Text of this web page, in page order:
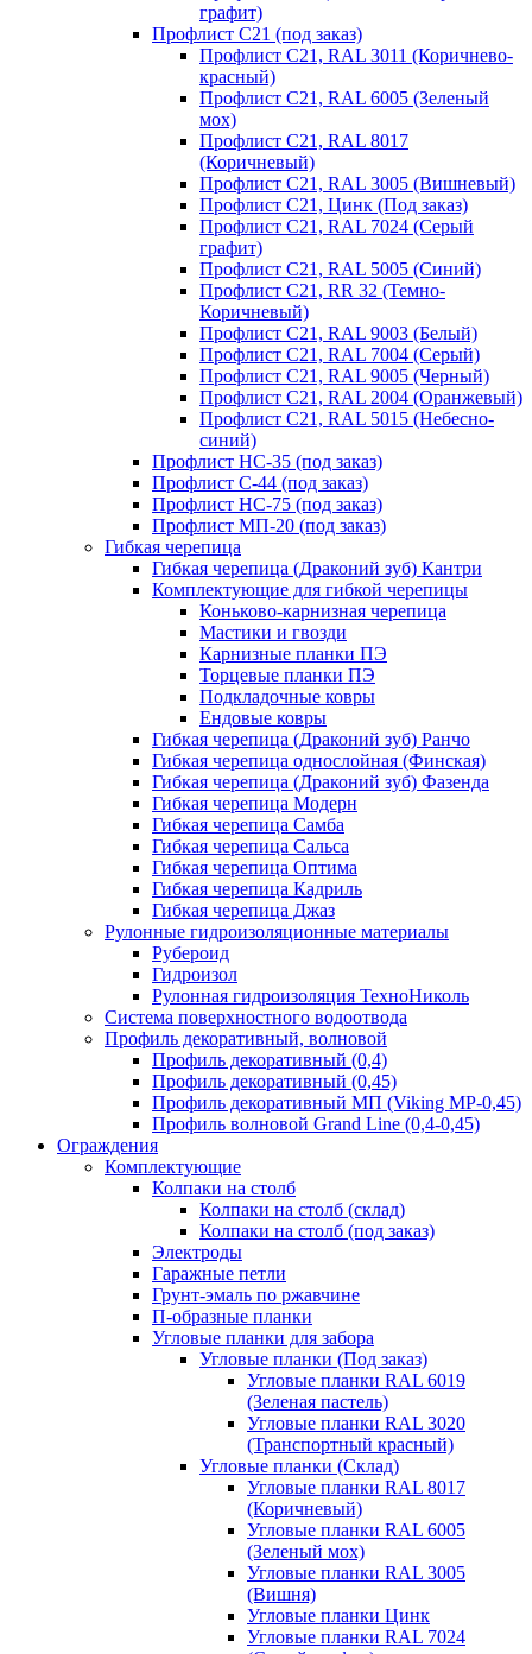
графит)
Профлист С21 (под заказ)
Профлист С21, RAL 3011 (Коричнево-
красный)
Профлист С21, RAL 6005 (Зеленый
мох)
Профлист С21, RAL 8017
(Коричневый)
Профлист С21, RAL 3005 (Вишневый)
Профлист С21, Цинк (Под заказ)
Профлист С21, RAL 7024 (Серый
графит)
Профлист С21, RAL 5005 (Синий)
Профлист С21, RR 32 (Темно-
Коричневый)
Профлист С21, RAL 9003 (Белый)
Профлист С21, RAL 7004 (Серый)
Профлист С21, RAL 9005 (Черный)
Профлист С21, RAL 2004 (Оранжевый)
Профлист С21, RAL 5015 (Небесно-
синий)
Профлист НС-35 (под заказ)
Профлист С-44 (под заказ)
Профлист НС-75 (под заказ)
Профлист МП-20 (под заказ)
Гибкая черепица
Гибкая черепица (Драконий зуб) Кантри
Комплектующие для гибкой черепицы
Коньково-карнизная черепица
Мастики и гвозди
Карнизные планки ПЭ
Торцевые планки ПЭ
Подкладочные ковры
Ендовые ковры
Гибкая черепица (Драконий зуб) Ранчо
Гибкая черепица однослойная (Финская)
Гибкая черепица (Драконий зуб) Фазенда
Гибкая черепица Модерн
Гибкая черепица Самба
Гибкая черепица Сальса
Гибкая черепица Оптима
Гибкая черепица Кадриль
Гибкая черепица Джаз
Рулонные гидроизоляционные материалы
Рубероид
Гидроизол
Рулонная гидроизоляция ТехноНиколь
Система поверхностного водоотвода
Профиль декоративный, волновой
Профиль декоративный (0,4)
Профиль декоративный (0,45)
Профиль декоративный МП (Viking MP-0,45)
Профиль волновой Grand Line (0,4-0,45)
Ограждения
Комплектующие
Колпаки на столб
Колпаки на столб (склад)
Колпаки на столб (под заказ)
Электроды
Гаражные петли
Грунт-эмаль по ржавчине
П-образные планки
Угловые планки для забора
Угловые планки (Под заказ)
Угловые планки RAL 6019
(Зеленая пастель)
Угловые планки RAL 3020
(Транспортный красный)
Угловые планки (Склад)
Угловые планки RAL 8017
(Коричневый)
Угловые планки RAL 6005
(Зеленый мох)
Угловые планки RAL 3005
(Вишня)
Угловые планки Цинк
Угловые планки RAL 7024